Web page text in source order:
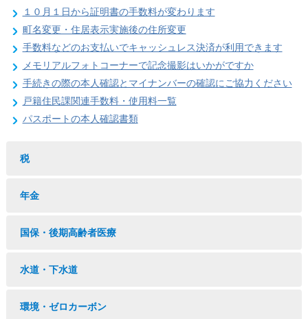
１０月１日から証明書の手数料が変わります
町名変更・住居表示実施後の住所変更
手数料などのお支払いでキャッシュレス決済が利用できます
メモリアルフォトコーナーで記念撮影はいかがですか
手続きの際の本人確認とマイナンバーの確認にご協力ください
戸籍住民課関連手数料・使用料一覧
パスポートの本人確認書類
税
年金
国保・後期高齢者医療
水道・下水道
環境・ゼロカーボン